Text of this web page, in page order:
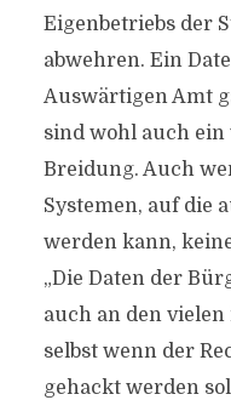
Eigenbetriebs der
abwehren. Ein
Auswärtigen Amt
sind wohl auch ein
Breidung. Auch
Systemen, auf die
werden kann,
„Die Daten der
auch an den vielen
selbst wenn der
gehackt werden